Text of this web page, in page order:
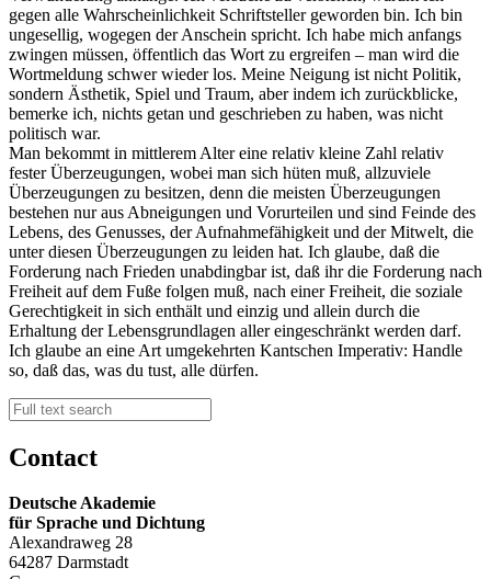
gegen alle Wahrscheinlichkeit Schriftsteller geworden bin. Ich bin
ungesellig, wogegen der Anschein spricht. Ich habe mich anfangs
zwingen müssen, öffentlich das Wort zu ergreifen – man wird die
Wortmeldung schwer wieder los. Meine Neigung ist nicht Politik,
sondern Ästhetik, Spiel und Traum, aber indem ich zurückblicke,
bemerke ich, nichts getan und geschrieben zu haben, was nicht
politisch war.
Man bekommt in mittlerem Alter eine relativ kleine Zahl relativ
fester Überzeugungen, wobei man sich hüten muß, allzuviele
Überzeugungen zu besitzen, denn die meisten Überzeugungen
bestehen nur aus Abneigungen und Vorurteilen und sind Feinde des
Lebens, des Genusses, der Aufnahmefähigkeit und der Mitwelt, die
unter diesen Überzeugungen zu leiden hat. Ich glaube, daß die
Forderung nach Frieden unabdingbar ist, daß ihr die Forderung nach
Freiheit auf dem Fuße folgen muß, nach einer Freiheit, die soziale
Gerechtigkeit in sich enthält und einzig und allein durch die
Erhaltung der Lebensgrundlagen aller eingeschränkt werden darf.
Ich glaube an eine Art umgekehrten Kantschen Imperativ: Handle
so, daß das, was du tust, alle dürfen.
Contact
Deutsche Akademie
für Sprache und Dichtung
Alexandraweg 28
64287 Darmstadt